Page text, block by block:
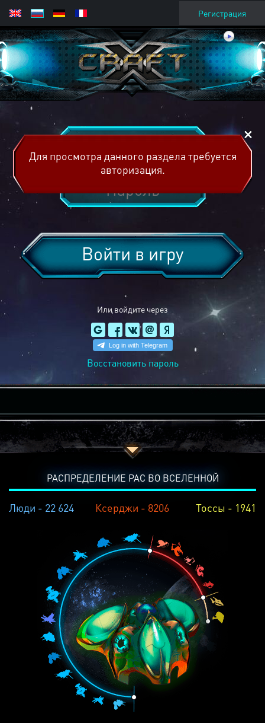
Регистрация
Или войдите через
Войти в игру
Восстановить пароль
Для просмотра данного раздела требуется
авторизация.
РАСПРЕДЕЛЕНИЕ РАС ВО ВСЕЛЕННОЙ
Люди - 22 624 Ксерджи - 8206 Тоссы - 1941